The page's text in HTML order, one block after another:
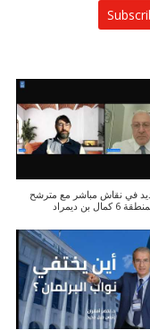
في نقاش مباشر مع مترشح
6 كمال بن ديمراد